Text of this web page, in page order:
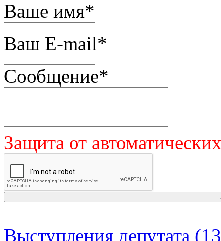
Ваше имя*
Ваш E-mail*
Сообщение*
Защита от
Выступления депутата